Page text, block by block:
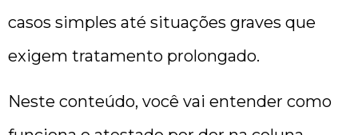
casos simples até situações graves que
exigem tratamento prolongado.
Neste conteúdo, você vai entender como